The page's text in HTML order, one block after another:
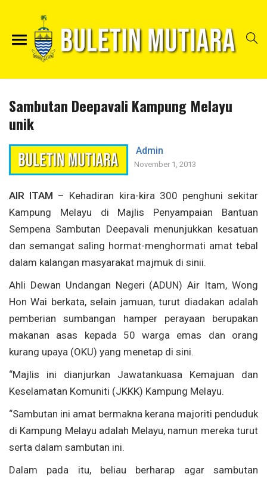
Sambutan Deepavali Kampung Melayu
unik
Admin
November 1, 2013
AIR ITAM – Kehadiran kira-kira 300 penghuni sekitar
Kampung Melayu di Majlis Penyampaian Bantuan
Sempena Sambutan Deepavali menunjukkan kesatuan
dan semangat saling hormat-menghormati amat tebal
dalam kalangan masyarakat majmuk di sinii.
Ahli Dewan Undangan Negeri (ADUN) Air Itam, Wong
Hon Wai berkata, selain jamuan, turut diadakan adalah
pemberian sumbangan hamper perayaan berupakan
makanan asas kepada 50 warga emas dan orang
kurang upaya (OKU) yang menetap di sini.
“Majlis ini dianjurkan Jawatankuasa Kemajuan dan
Keselamatan Komuniti (JKKK) Kampung Melayu.
“Sambutan ini amat bermakna kerana majoriti penduduk
di Kampung Melayu adalah Melayu, namun mereka turut
serta dalam sambutan ini.
Dalam pada itu, beliau berharap agar sambutan